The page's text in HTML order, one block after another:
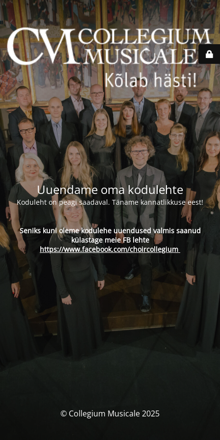
Uuendame oma kodulehte
Koduleht on peagi saadaval. Täname kannatlikkuse eest!
Seniks kuni oleme kodulehe uuendused valmis saanud
külastage meie FB lehte
https://www.facebook.com/choircollegium
© Collegium Musicale 2025